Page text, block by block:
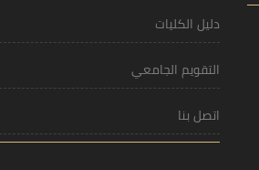
دليل الكليات
التقويم الجامعي
اتصل بنا